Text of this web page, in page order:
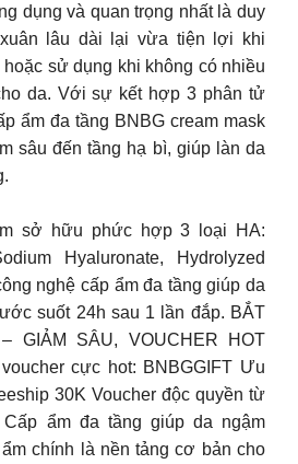
dụng và quan trọng nhất là duy
lâu dài lại vừa tiện lợi khi
sử dụng khi không có nhiều
da. Với sự kết hợp 3 phân tử
ẩm đa tầng BNBG cream mask
sâu đến tầng hạ bì, giúp làn da
sở hữu phức hợp 3 loại HA:
Hyaluronate, Hydrolyzed
nghệ cấp ẩm đa tầng giúp da
suốt 24h sau 1 lần đắp. BẮT
GIẢM SÂU, VOUCHER HOT
cực hot: BNBGGIFT Ưu
30K Voucher độc quyền từ
ẩm đa tầng giúp da ngậm
chính là nền tảng cơ bản cho